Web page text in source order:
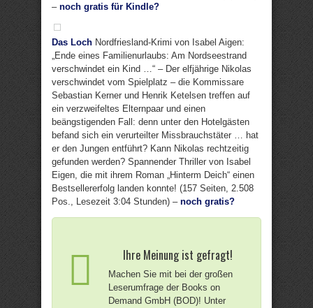
– noch gratis für Kindle?
Das Loch Nordfriesland-Krimi von Isabel Aigen:
„Ende eines Familienurlaubs: Am Nordseestrand
verschwindet ein Kind …“ – Der elfjährige Nikolas
verschwindet vom Spielplatz – die Kommissare
Sebastian Kerner und Henrik Ketelsen treffen auf
ein verzweifeltes Elternpaar und einen
beängstigenden Fall: denn unter den Hotelgästen
befand sich ein verurteilter Missbrauchstäter … hat
er den Jungen entführt? Kann Nikolas rechtzeitig
gefunden werden? Spannender Thriller von Isabel
Eigen, die mit ihrem Roman „Hinterm Deich“ einen
Bestsellererfolg landen konnte! (157 Seiten, 2.508
Pos., Lesezeit 3:04 Stunden) – noch gratis?
Ihre Meinung ist gefragt!
Machen Sie mit bei der großen
Leserumfrage der Books on
Demand GmbH (BOD)! Unter